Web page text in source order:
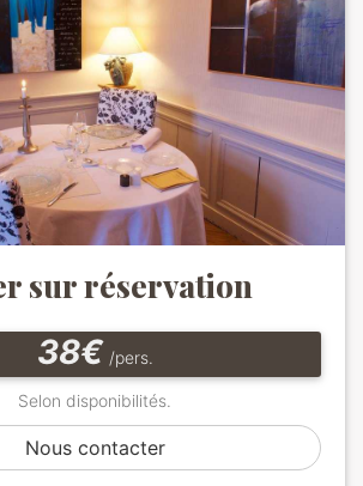
sur réservation
38€ /pers.
Selon disponibilités.
Nous contacter